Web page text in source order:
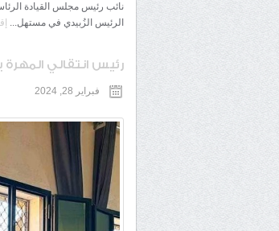
نائب رئيس مجلس القيادة
الرئيس الزُبيدي في مستهل...
رئيس انتقالي المهرة
فبراير 28, 2024